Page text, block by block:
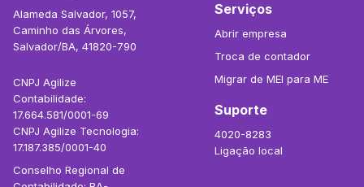
Alameda Salvador, 1057,
Caminho das Árvores,
Salvador/BA, 41820-790
CNPJ Agilize
Contabilidade:
17.664.581/0001-69
CNPJ Agilize Tecnologia:
17.187.385/0001-40
Conselho Regional de
Serviços
Abrir empresa
Troca de contador
Migrar de MEI para ME
Suporte
4020-8283
Ligação local